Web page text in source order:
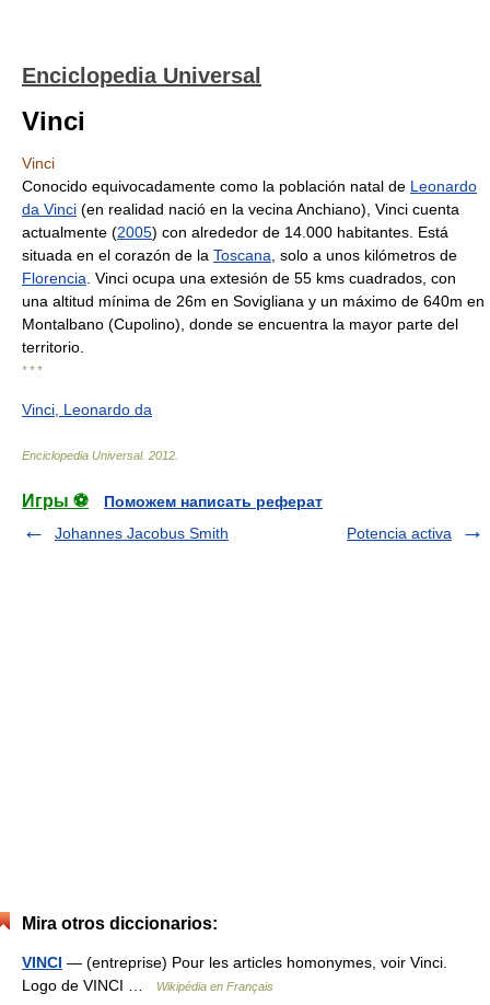
Enciclopedia Universal
Vinci
Vinci
Conocido equivocadamente como la población natal de Leonardo
da Vinci (en realidad nació en la vecina Anchiano), Vinci cuenta
actualmente (2005) con alrededor de 14.000 habitantes. Está
situada en el corazón de la Toscana , solo a unos kilómetros de
Florencia . Vinci ocupa una extesión de 55 kms cuadrados, con
una altitud mínima de 26m en Sovigliana y un máximo de 640m en
Montalbano (Cupolino), donde se encuentra la mayor parte del
territorio.
* * *
Vinci, Leonardo da
Enciclopedia Universal. 2012
Игры ⚽
Поможем написать реферат
Johannes Jacobus Smith
Potencia activa
Mira otros diccionarios:
VINCI — (entreprise) Pour les articles homonymes, voir Vinci.
Logo de VINCI …
Wikipédia en Français